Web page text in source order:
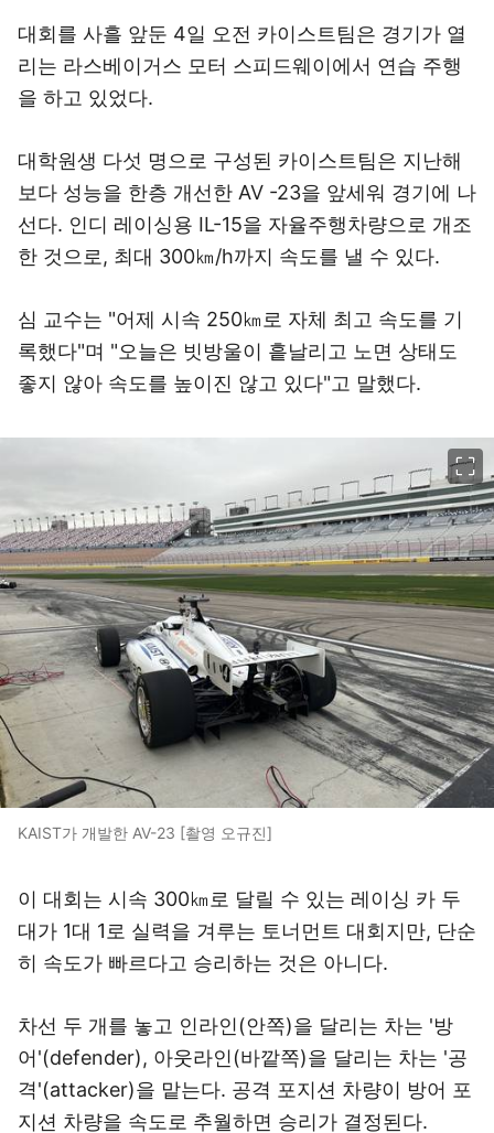
대회를 사흘 앞둔 4일 오전 카이스트팀은 경기가 열
리는 라스베이거스 모터 스피드웨이에서 연습 주행
을 하고 있었다.
대학원생 다섯 명으로 구성된 카이스트팀은 지난해
보다 성능을 한층 개선한 AV -23을 앞세워 경기에 나
선다. 인디 레이싱용 IL-15을 자율주행차량으로 개조
한 것으로, 최대 300㎞/h까지 속도를 낼 수 있다.
심 교수는 "어제 시속 250㎞로 자체 최고 속도를 기
록했다"며 "오늘은 빗방울이 흩날리고 노면 상태도
좋지 않아 속도를 높이진 않고 있다"고 말했다.
KAIST가 개발한 AV-23 [촬영 오규진]
이 대회는 시속 300㎞로 달릴 수 있는 레이싱 카 두
대가 1대 1로 실력을 겨루는 토너먼트 대회지만, 단순
히 속도가 빠르다고 승리하는 것은 아니다.
차선 두 개를 놓고 인라인(안쪽)을 달리는 차는 '방
어'(defender), 아웃라인(바깥쪽)을 달리는 차는 '공
격'(attacker)을 맡는다. 공격 포지션 차량이 방어 포
지션 차량을 속도로 추월하면 승리가 결정된다.